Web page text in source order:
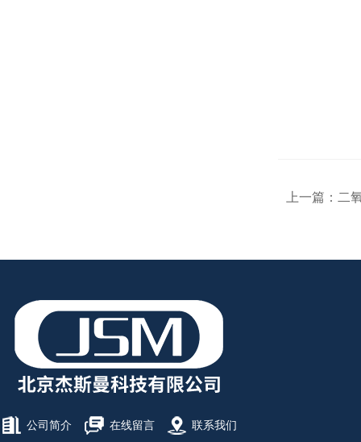
上一篇： 二
公司简介 在线留言 联系我们